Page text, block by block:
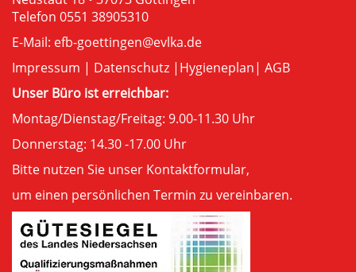
Telefon 0551 38905310
E-Mail: efb-goettingen@evlka.de
Impressum | Datenschutz | Hygieneplan| AGB
Unser Büro ist erreichbar:
Montag/Dienstag/Freitag: 9.00-11.30 Uhr
Donnerstag: 14.30 -17.00 Uhr
Bitte nutzen Sie unser Kontaktformular,
um einen persönlichen Termin zu vereinbaren.